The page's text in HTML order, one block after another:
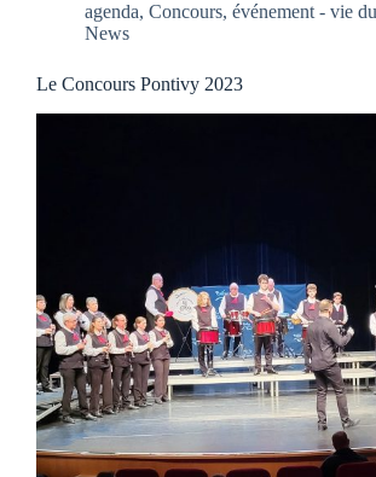
agenda, Concours, événement - vie
News
Le Concours Pontivy 2023